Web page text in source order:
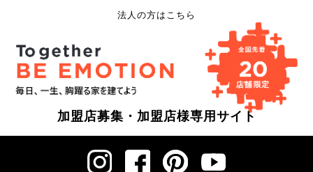
法人の方はこちら
加盟店募集・加盟店様専用サイト